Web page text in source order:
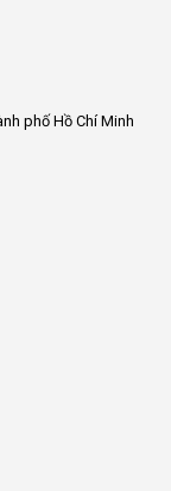
phố Hồ Chí Minh